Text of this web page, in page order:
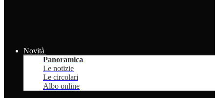
Novità
Panoramica
Le notizie
Le circolari
Albo online